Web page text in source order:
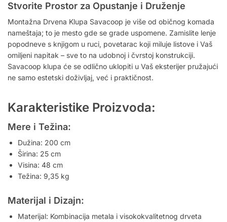
Stvorite Prostor za Opustanje i Druženje
Montažna Drvena Klupa Savacoop je više od običnog komada
nameštaja; to je mesto gde se grade uspomene. Zamislite lenje
popodneve s knjigom u ruci, povetarac koji miluje listove i Vaš
omiljeni napitak – sve to na udobnoj i čvrstoj konstrukciji.
Savacoop klupa će se odlično uklopiti u Vaš eksterijer pružajući
ne samo estetski doživljaj, već i praktičnost.
Karakteristike Proizvoda:
Mere i Težina:
Dužina: 200 cm
Širina: 25 cm
Visina: 48 cm
Težina: 9,35 kg
Materijal i Dizajn:
Materijal: Kombinacija metala i visokokvalitetnog drveta